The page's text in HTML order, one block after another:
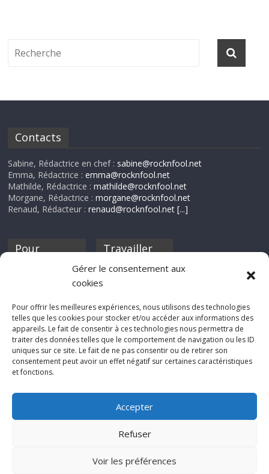
Gérer le consentement aux
cookies
Pour offrir les meilleures expériences, nous utilisons des technologies
telles que les cookies pour stocker et/ou accéder aux informations des
appareils. Le fait de consentir à ces technologies nous permettra de
traiter des données telles que le comportement de navigation ou les ID
uniques sur ce site. Le fait de ne pas consentir ou de retirer son
consentement peut avoir un effet négatif sur certaines caractéristiques
et fonctions.
Accepter
Refuser
Voir les préférences
Contacts
Sabine, Rédactrice en chef : sabine@rocknfool.net
Emma, Rédactrice :emma@rocknfool.net
Mathilde, Rédactrice :mathilde@rocknfool.net
Morgane, Rédactrice :morgane@rocknfool.net
Renaud, Rédacteur :renaud@rocknfool.net [...]
Pour
discothèque
Travailler
Si tu souhaites
Rocknfool, n'hésite
pas à nous envoyer
tes chroniques de
concerts, de films,
séries ou des billets
d'humeur :
net